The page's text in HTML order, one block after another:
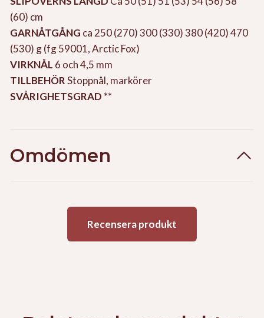
(60) cm
GARNÅTGÅNG ca 250 (270) 300 (330) 380 (420) 470
(530) g (fg 59001, Arctic Fox)
VIRKNÅL 6 och 4,5 mm
TILLBEHÖRStoppnål, markörer
SVÅRIGHETSGRAD **
Omdömen
Recensera produkt